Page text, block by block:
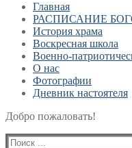
Главная
РАСПИСАНИЕ
История храма
Воскресная школа
Военно-
О нас
Фотографии
Дневник настоятеля
Добро пожаловать!
Найти: